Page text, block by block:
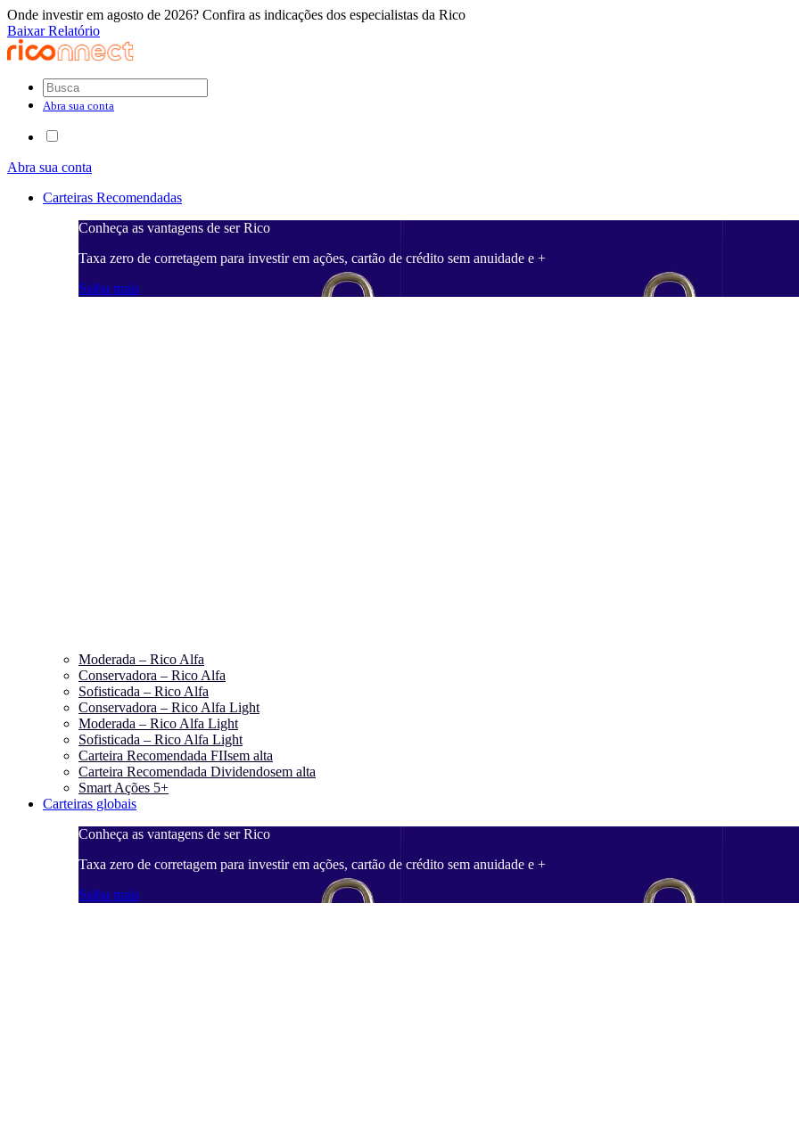
Onde investir em agosto de 2026? Confira as indicações dos especialistas da Rico
Baixar Relatório
Abra sua conta
Abra sua conta
Carteiras Recomendadas
Conheça as vantagens de ser Rico
Taxa zero de corretagem para investir em ações, cartão de crédito sem anuidade e +
Saiba mais
Moderada – Rico Alfa
Conservadora – Rico Alfa
Sofisticada – Rico Alfa
Conservadora – Rico Alfa Light
Moderada – Rico Alfa Light
Sofisticada – Rico Alfa Light
Carteira Recomendada FIIsem alta
Carteira Recomendada Dividendosem alta
Smart Ações 5+
Carteiras globais
Conheça as vantagens de ser Rico
Taxa zero de corretagem para investir em ações, cartão de crédito sem anuidade e +
Saiba mais